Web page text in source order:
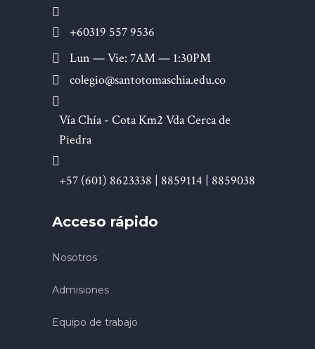
+60319 557 9536
Lun — Vie: 7AM — 1:30PM
colegio@santotomaschia.edu.co
Vía Chía - Cota Km2 Vda Cerca de
Piedra
+57 (601) 8623338 | 8859114 | 8859038
Acceso rápido
Nosotros
Admisiones
Equipo de trabajo